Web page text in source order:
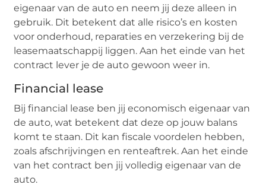
eigenaar van de auto en neem jij deze alleen in
gebruik. Dit betekent dat alle risico’s en kosten
voor onderhoud, reparaties en verzekering bij de
leasemaatschappij liggen. Aan het einde van het
contract lever je de auto gewoon weer in.
Financial lease
Bij financial lease ben jij economisch eigenaar van
de auto, wat betekent dat deze op jouw balans
komt te staan. Dit kan fiscale voordelen hebben,
zoals afschrijvingen en renteaftrek. Aan het einde
van het contract ben jij volledig eigenaar van de
auto.